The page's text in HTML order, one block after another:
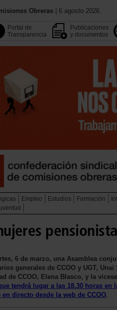
Obreras | 6 agosto 2026.
Portal de
Transparencia
Publicaciones
y documentos
Empleo Estudios Formación
6 de marzo, una Asamblea
generales de CCOO y UGT,
de CCOO, Elena Blasco, y la
tendrá lugar a las 18.30 horas en
directo desde la web de CCOO.